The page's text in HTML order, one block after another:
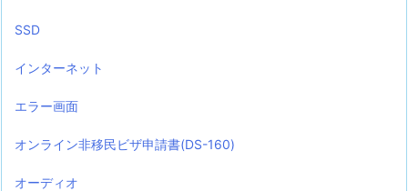
SSD
インターネット
エラー画面
オンライン非移民ビザ申請書(DS-160)
オーディオ